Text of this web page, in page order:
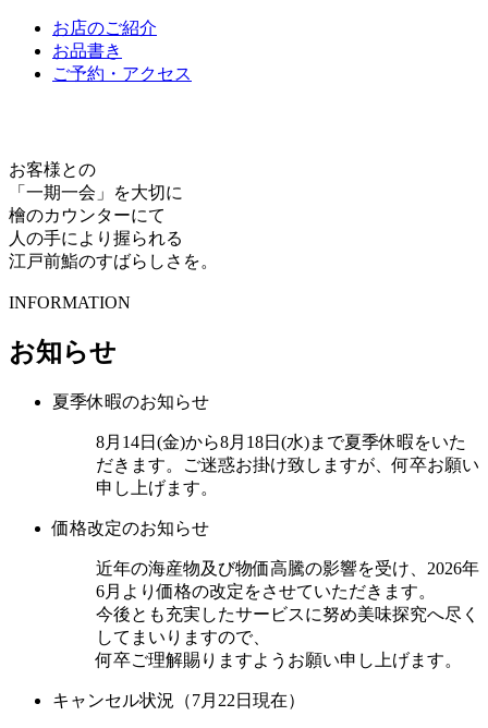
お店のご紹介
お品書き
ご予約・アクセス
お客様との
「一期一会」を大切に
檜のカウンターにて
人の手により握られる
江戸前鮨のすばらしさを。
INFORMATION
お知らせ
夏季休暇のお知らせ
8月14日(金)から8月18日(水)まで夏季休暇をいた
だきます。ご迷惑お掛け致しますが、何卒お願い
申し上げます。
価格改定のお知らせ
近年の海産物及び物価高騰の影響を受け、2026年
6月より価格の改定をさせていただきます。
今後とも充実したサービスに努め美味探究へ尽く
してまいりますので、
何卒ご理解賜りますようお願い申し上げます。
キャンセル状況（7月22日現在）